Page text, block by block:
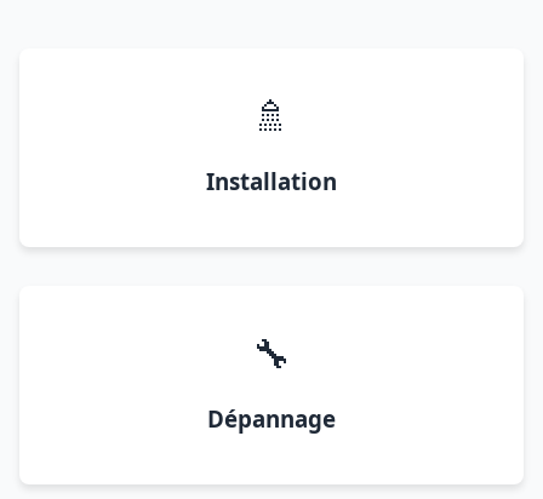
🚿
Installation
🔧
Dépannage